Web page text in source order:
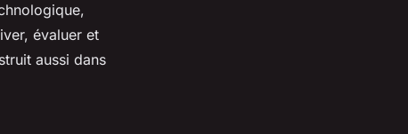
évaluer et
aussi dans